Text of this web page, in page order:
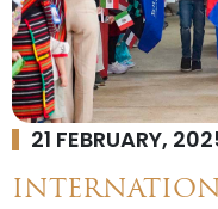
21 FEBRUARY,